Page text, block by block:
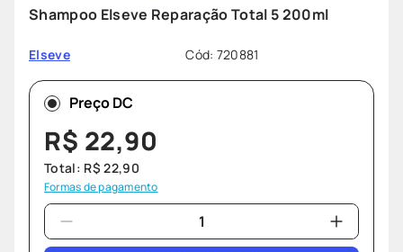
mounjaro
8º
ozivy
9º
lenço umedecido
protetor solar
Shampoo Elseve Reparação Total 5 200ml
Elseve Cód: 720881
Preço DC
R$ 22,90
Total: R$ 22,90
Formas de pagamento